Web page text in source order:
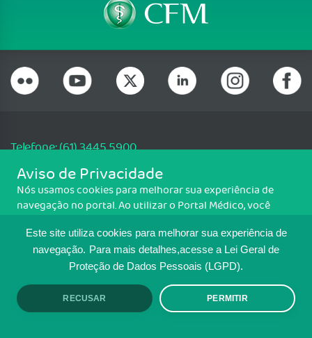
Este site utiliza cookies para melhorar sua experiência de
navegação. Para mais detalhes,acesse a Lei Geral de
Proteção de Dados Pessoais (LGPD).
RECUSAR PERMITIR
Telefone: (61) 3445 5900
Email: cfm@portalmedico.org.br
SGAS 616, Conjunto D, Lote 115, L2 Sul, Brasília/DF - CEP: 70200-760 -
CNPJ: 33.583.550/0001-30
MAPA DO SITE
TRANSPARÊNCIA E PRESTAÇÃO DE
CONTAS
Aviso de Privacidade
Nós usamos cookies para melhorar sua experiência de
navegação no portal. Ao utilizar o Portal Médico, você
Para ter mais informações sobre como isso é feito, acesse
Política de cookies. Se você concorda, clique em ACEITO.
ACEITO